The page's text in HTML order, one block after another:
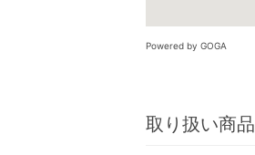
Powered by GOGA
取り扱い商品